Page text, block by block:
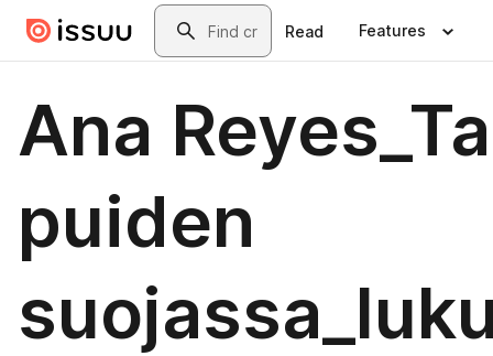
Skip to main contentSearch
Read Features
Ana
puiden